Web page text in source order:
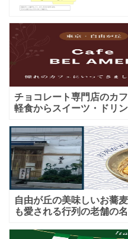
チョコレート専門店のカ
軽食からスイーツ・ドリ
自由が丘の美味しいお蕎
も愛される行列の老舗の